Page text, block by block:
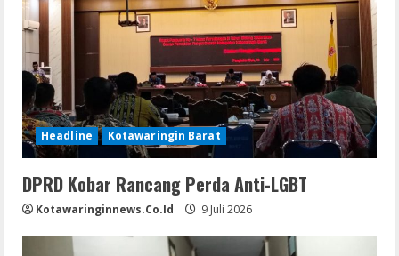
Headline Kotawaringin Barat
DPRD Kobar Rancang Perda Anti-LGBT
Kotawaringinnews.co.id 9 Juli 2026